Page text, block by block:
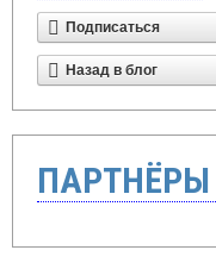
Подписаться
Назад в блог